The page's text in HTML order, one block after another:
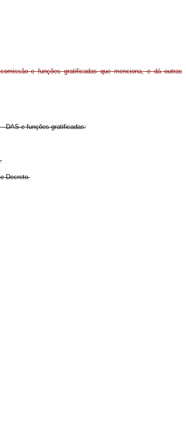
e funções gratificadas que menciona, e dá outras
DAS e funções gratificadas:
Decreto.